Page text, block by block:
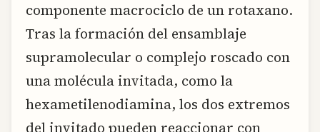
componente macrociclo de un rotaxano.
Tras la formación del ensamblaje
supramolecular o complejo roscado con
una molécula invitada, como la
hexametilenodiamina, los dos extremos
del invitado pueden reaccionar con